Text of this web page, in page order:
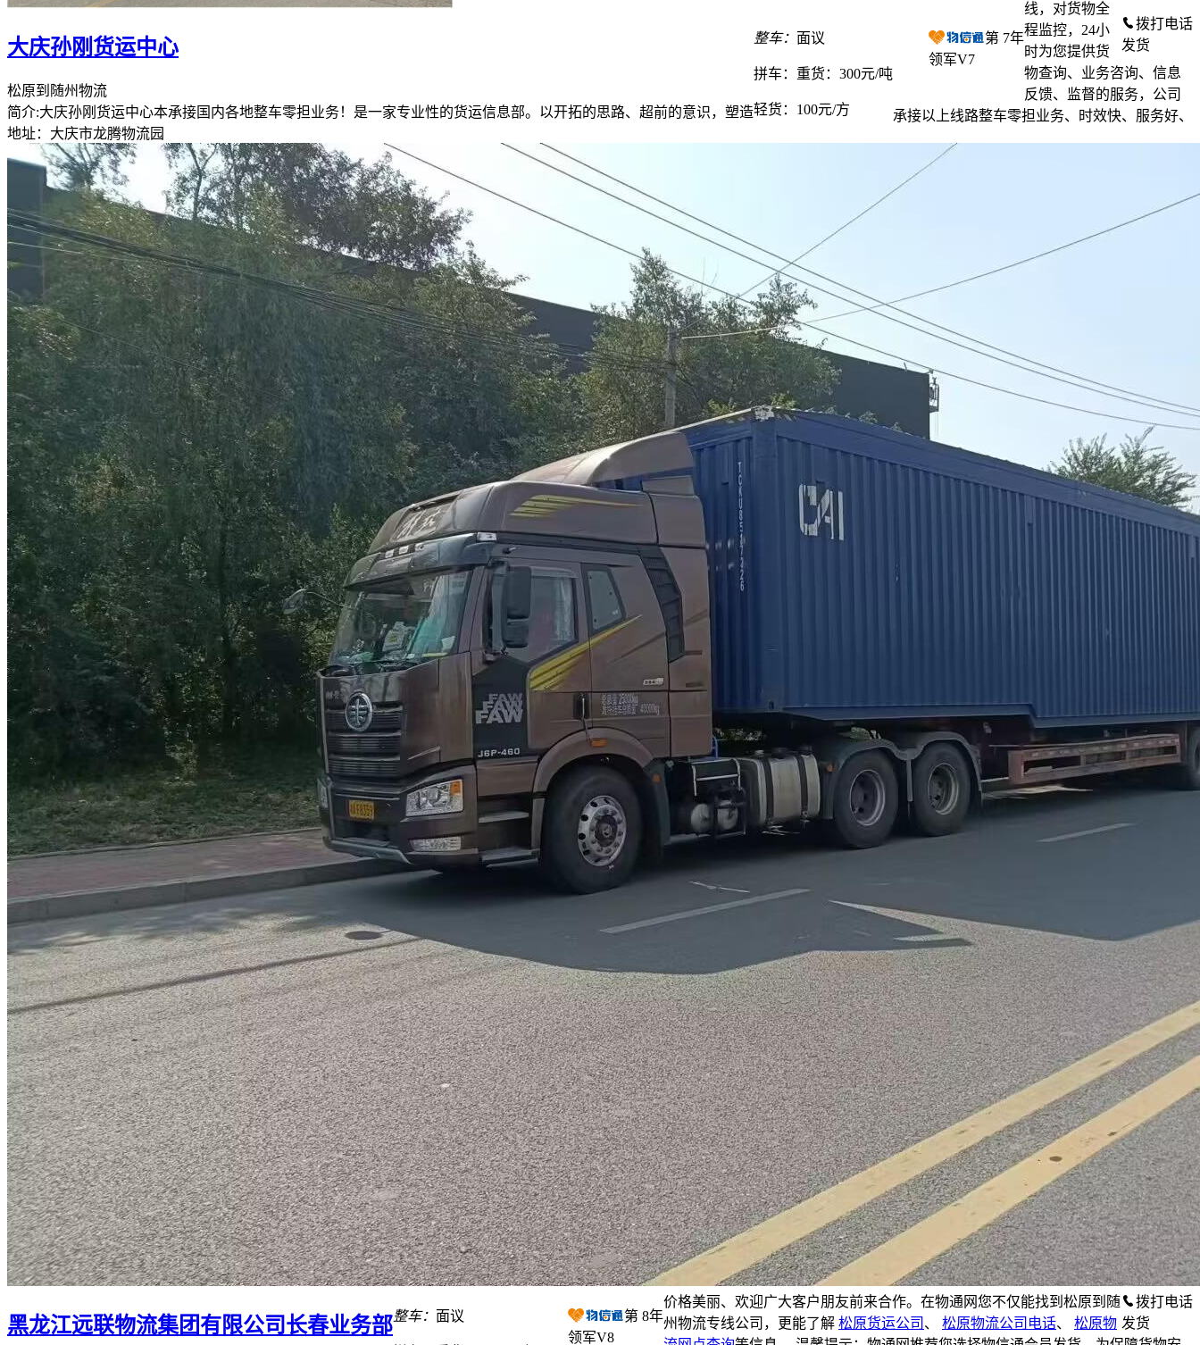
大庆孙刚货运中心
松原到随州物流
简介:大庆孙刚货运中心本承接国内各地整车零担业务！是一家专业性的货运信息部。以开拓的思路、超前的意识，塑造
地址：大庆市龙腾物流园
整车： 面议
拼车： 重货：300元/吨
轻货： 100元/方
第 7年
领军V7
拨打电话
发货
黑龙江远联物流集团有限公司长春业务部整车： 面议 第 8年
领军V8
拨打电话
发货
线，对货物全
程监控，24小
时为您提供货
物查询、业务咨询、信息
反馈、监督的服务，公司
承接以上线路整车零担业务、时效快、服务好、
价格美丽、欢迎广大客户朋友前来合作。在物通网您不仅能找到松原到随
州物流专线公司，更能了解 松原货运公司 、 松原物流公司电话、 松原物